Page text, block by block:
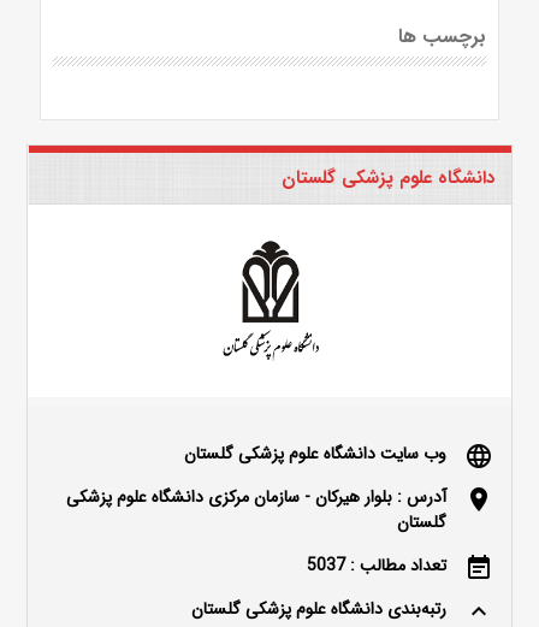
برچسب ها
دانشگاه علوم پزشکی گلستان
language وب سایت دانشگاه علوم پزشکی گلستان
location_on
آدرس : بلوار هیرکان - سازمان مرکزی دانشگاه علوم پزشکی
گلستان
event_note تعداد مطالب : 5037
keyboard_arrow_up رتبه‌بندی دانشگاه علوم پزشکی گلستان